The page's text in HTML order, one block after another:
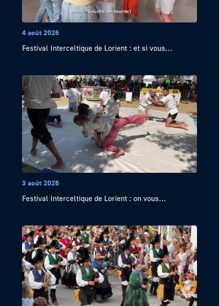
4 août 2026
Festival Interceltique de Lorient : et si vous...
3 août 2026
Festival Interceltique de Lorient : on vous...